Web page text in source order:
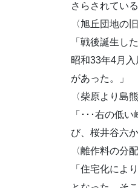
さらされている
〈旭丘団地の旧
「戦後誕生し
昭和33年4月
があった。」
〈柴原より島
「･･･右の低
び、桜井谷六
〈離作料の分配
「住宅化によ